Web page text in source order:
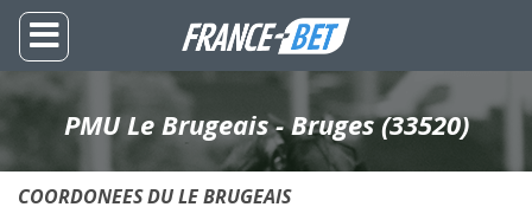
PMU Le Brugeais - Bruges (33520)
COORDONEES DU LE BRUGEAIS